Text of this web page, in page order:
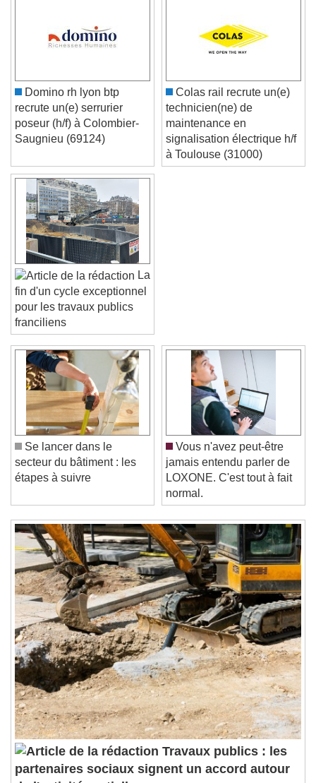
Video Player is loading.
Play Video
Play
Skip Backward
Skip Forward
Unmute
Current Time0:00
/
Duration-:-
Loaded:
Seek to live, currently behind liveLIVE
Remaining Time-0:00
1x
Playback Rate
Chapters
Chapters
Descriptions
descriptions off, selected
Subtitles
subtitles settings, opens subtitles
settings dialog
subtitles off, selected
Audio Track
Picture-in-Picture
Fullscreen
This is a modal window.
Domino rh lyon btp
recrute un(e) serrurier
poseur (h/f) à Colombier-
Colas rail recrute un(e)
technicien(ne) de
maintenance en
signalisation électrique h/f
à Toulouse (31000)
La
fin d'un cycle exceptionnel
pour les travaux publics
franciliens
Se lancer dans le
secteur du bâtiment : les
Vous n'avez peut-être
jamais entendu parler de
LOXONE. C'est tout à fait
normal.
Travaux publics : les
partenaires sociaux signent un accord autour